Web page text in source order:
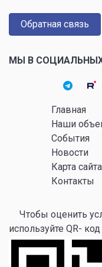
Обратная связь
МЫ В
Главная
Наши
События
Новости
Карта сайта
Контакты
Чтобы оценить
используйте QR-